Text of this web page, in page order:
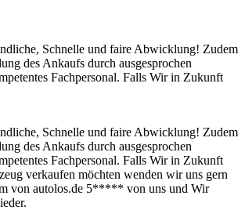
Schnelle und faire Abwicklung! Zudem
des Ankaufs durch ausgesprochen
Fachpersonal. Falls Wir in Zukunft
Schnelle und faire Abwicklung! Zudem
des Ankaufs durch ausgesprochen
Fachpersonal. Falls Wir in Zukunft
verkaufen möchten wenden wir uns gern
von autolos.de 5***** von uns und Wir